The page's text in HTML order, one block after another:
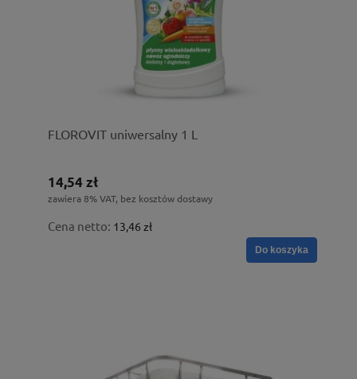
FLOROVIT uniwersalny 1 L
14,54 zł
zawiera 8% VAT, bez kosztów dostawy
Cena netto: 13,46 zł
Do koszyka